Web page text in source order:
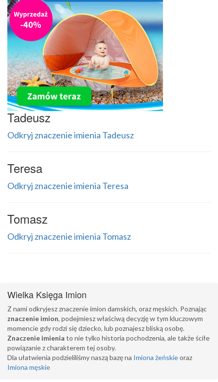
Tadeusz
Odkryj znaczenie imienia Tadeusz
Teresa
Odkryj znaczenie imienia Teresa
Tomasz
Odkryj znaczenie imienia Tomasz
Wielka Księga Imion
Z nami odkryjesz znaczenie imion damskich, oraz męskich. Poznając
znaczenie imion, podejmiesz właściwą decyzję w tym kluczowym
momencie gdy rodzi się dziecko, lub poznajesz bliską osobę.
Znaczenie imienia to nie tylko historia pochodzenia, ale także ściłe
powiązanie z charakterem tej osoby.
Dla ułatwienia podzieliliśmy naszą bazę na Imiona żeńskieoraz
Imiona męskie